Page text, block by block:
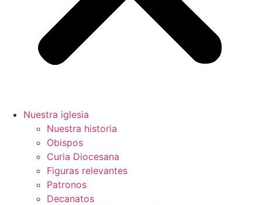
Nuestra iglesia
Nuestra historia
Obispos
Curia Diocesana
Figuras relevantes
Patronos
Decanatos